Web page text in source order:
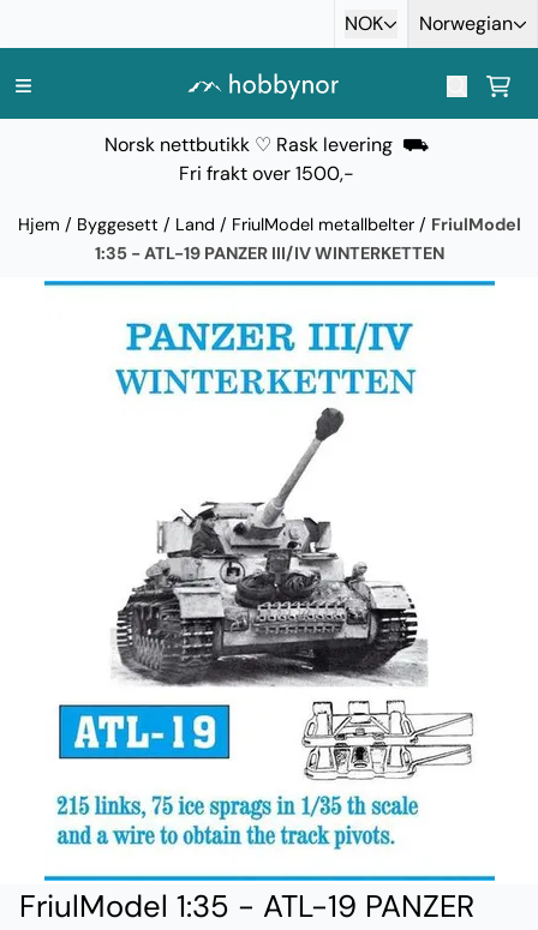
NOK Norwegian
Norsk nettbutikk ♡ Rask levering ⛟
Fri frakt over 1500,-
Hjem / Byggesett / Land / FriulModel metallbelter / FriulModel
1:35 - ATL-19 PANZER III/IV WINTERKETTEN
FriulModel 1:35 - ATL-19 PANZER